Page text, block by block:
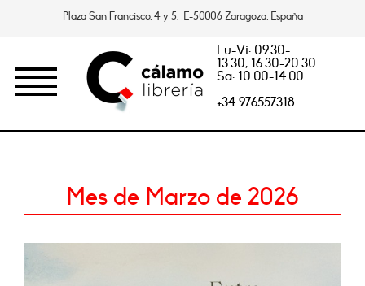
Plaza San Francisco, 4 y 5. E-50006 Zaragoza, España
Lu-Vi: 09.30-
13.30, 16.30-20.30
Sa: 10.00-14.00
+34 976557318
Mes de Marzo de 2026